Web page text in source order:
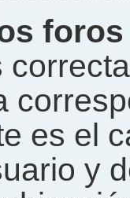
es el
y